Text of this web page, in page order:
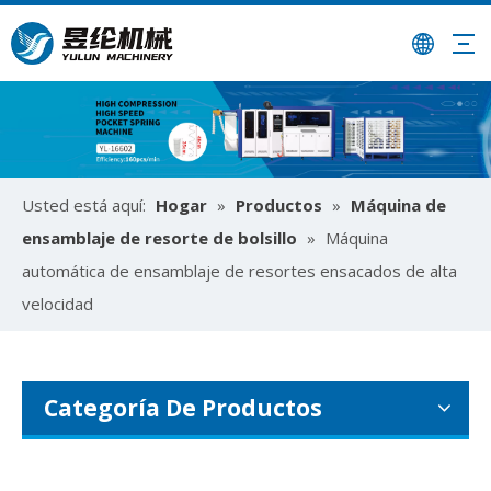
Usted está aquí: Hogar » Productos » Máquina de
ensamblaje de resorte de bolsillo » Máquina
automática de ensamblaje de resortes ensacados de alta
velocidad
Categoría De Productos
¿Cómo utilizar la máquina ensambladora de resortes ensacados para colchones?
Optimice la producción de colchones con máquinas